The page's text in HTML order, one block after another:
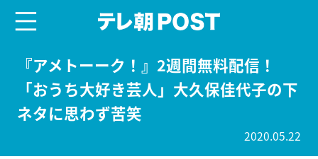
『アメトーーク！』2週間無料配信！
「おうち大好き芸人」大久保佳代子の下
ネタに思わず苦笑
2020.05.22